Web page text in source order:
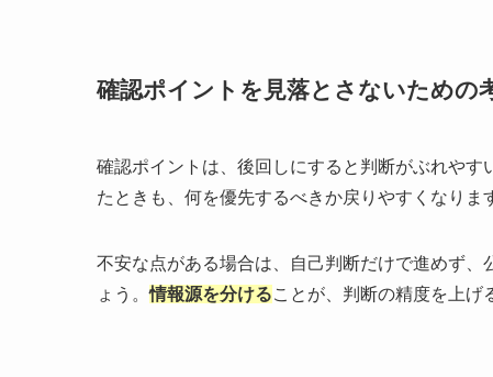
確認ポイントを見落とさないための
確認ポイントは、後回しにすると判断がぶれや
たときも、何を優先するべきか戻りやすくなりま
不安な点がある場合は、自己判断だけで進めず
ょう。情報源を分けることが、判断の精度を上げ